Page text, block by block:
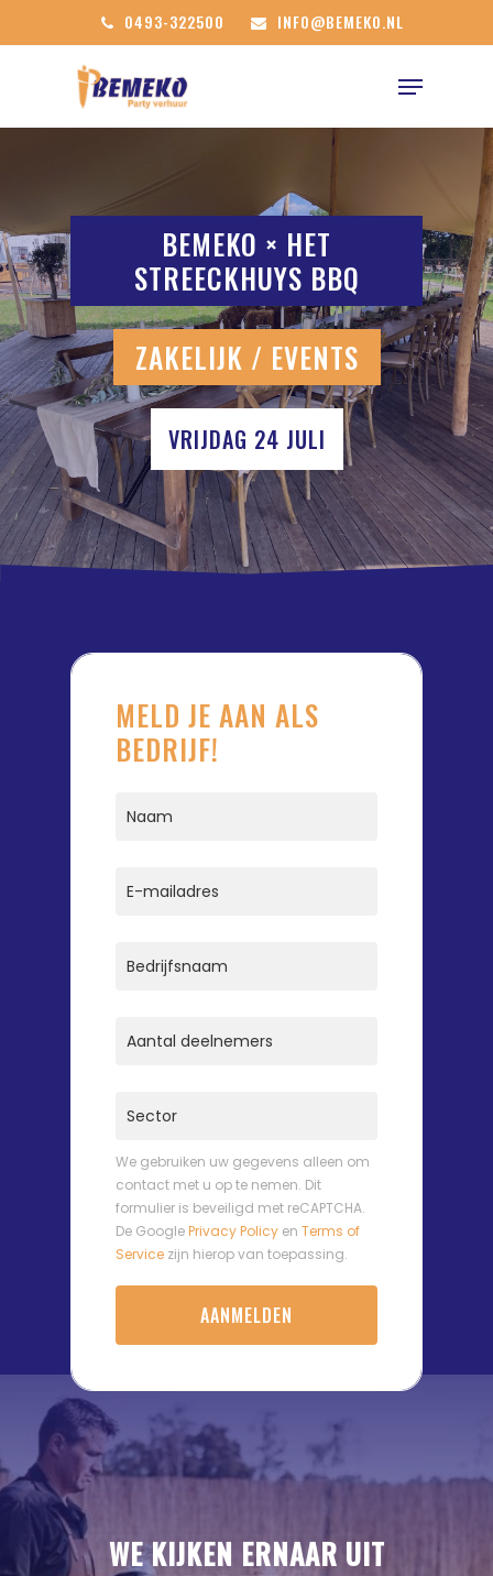
0493-322500 INFO@BEMEKO.NL
BEMEKO × HET
STREECKHUYS BBQ
ZAKELIJK / EVENTS
VRIJDAG 24 JULI
MELD JE AAN ALS
BEDRIJF!
We gebruiken uw gegevens alleen om
contact met u op te nemen. Dit
formulier is beveiligd met reCAPTCHA.
De GooglePrivacy Policy enTerms of
Service zijn hierop van toepassing.
WE KIJKEN ERNAAR UIT
HOME
OVER ONS
BEDRIJFSFEESTEN
BOUWVAK BBQ